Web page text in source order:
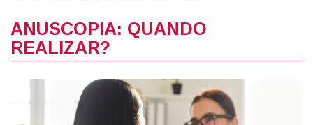
ANUSCOPIA: QUANDO
REALIZAR?